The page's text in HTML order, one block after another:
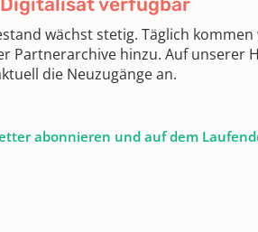
wächst stetig. Täglich
Partnerarchive hinzu. Auf unserer
die Neuzugänge an.
abonnieren und auf dem